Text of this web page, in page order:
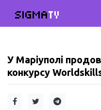
SIGMATV
У Маріуполі
конкурсу